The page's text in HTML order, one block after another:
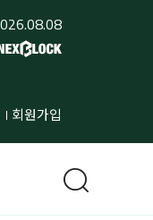
회원가입